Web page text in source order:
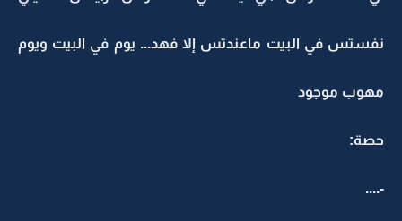
نفستس في البيت ماعندتس إلا فهد... يوم في البيت ويوم
مهوب موجود
حصة:
‏-....